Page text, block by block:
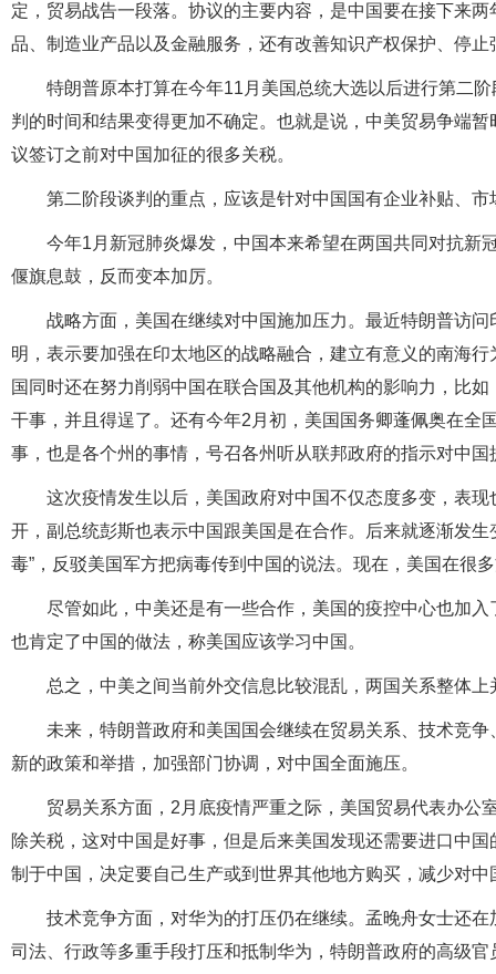
定，贸易战告一段落。协议的主要内容，是中国要在接下来
品、制造业产品以及金融服务，还有改善知识产权保护、停
特朗普原本打算在今年11月美国总统大选以后进行第二
判的时间和结果变得更加不确定。也就是说，中美贸易争端
议签订之前对中国加征的很多关税。
第二阶段谈判的重点，应该是针对中国国有企业补贴、
今年1月新冠肺炎爆发，中国本来希望在两国共同对抗新
偃旗息鼓，反而变本加厉。
战略方面，美国在继续对中国施加压力。最近特朗普访
明，表示要加强在印太地区的战略融合，建立有意义的南海
国同时还在努力削弱中国在联合国及其他机构的影响力，比
干事，并且得逞了。还有今年2月初，美国国务卿蓬佩奥在全
事，也是各个州的事情，号召各州听从联邦政府的指示对中国
这次疫情发生以后，美国政府对中国不仅态度多变，表
开，副总统彭斯也表示中国跟美国是在合作。后来就逐渐发
毒”，反驳美国军方把病毒传到中国的说法。现在，美国在很
尽管如此，中美还是有一些合作，美国的疫控中心也加
也肯定了中国的做法，称美国应该学习中国。
总之，中美之间当前外交信息比较混乱，两国关系整体
未来，特朗普政府和美国国会继续在贸易关系、技术竞
新的政策和举措，加强部门协调，对中国全面施压。
贸易关系方面，2月底疫情严重之际，美国贸易代表办公
除关税，这对中国是好事，但是后来美国发现还需要进口中
制于中国，决定要自己生产或到世界其他地方购买，减少对
技术竞争方面，对华为的打压仍在继续。孟晚舟女士还
司法、行政等多重手段打压和抵制华为，特朗普政府的高级